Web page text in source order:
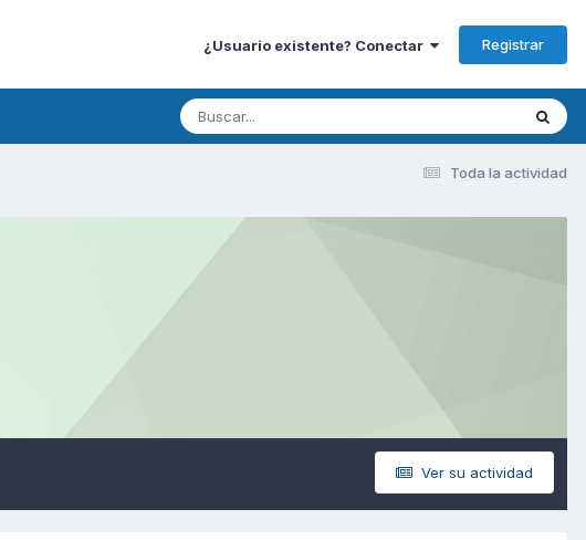
¿Usuario existente? Conectar Registrar
Toda la actividad
Ver su actividad